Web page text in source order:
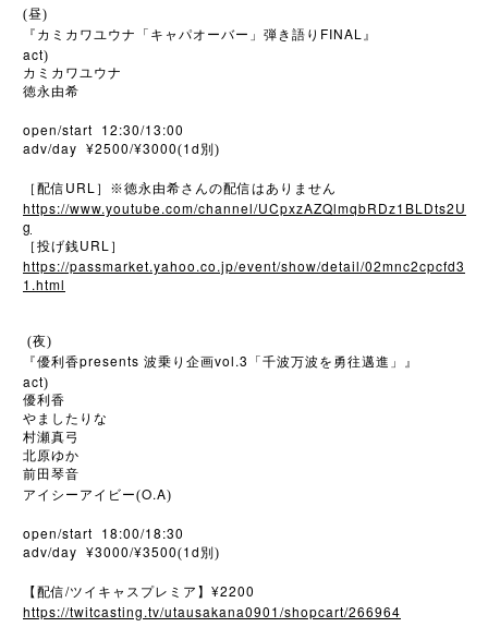
(昼)
『カミカワユウナ「キャパオーバー」弾き語り FINAL 』
act)
カミカワユウナ
徳永由希
open/start 12:30/13:00
adv/day ¥2500/¥3000(1d 別)
［配信 URL ］※徳永由希さんの配信はありません
https://www.youtube.com/channel/UCpxzAZQlmqbRDz1BLDts2U
g
［投げ銭URL ］
https://passmarket.yahoo.co.jp/event/show/detail/02mnc2cpcfd3
1.html
(夜)
『優利香presents 波乗り企画vol.3 「千波万波を勇往邁進」』
act)
優利香
やましたりな
村瀬真弓
北原ゆか
前田琴音
アイシーアイビー(O.A)
open/start 18:00/18:30
adv/day ¥3000/¥3500(1d 別)
【配信/ツイキャスプレミア】 ¥2200
https://twitcasting.tv/utausakana0901/shopcart/266964